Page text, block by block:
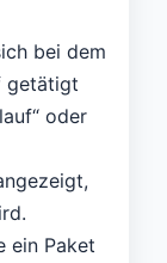
bei dem
getätigt
oder
ein Paket